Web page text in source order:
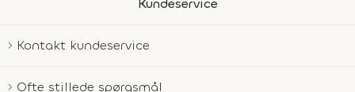
Kontakt kundeservice
Ofte stillede spørgsmål